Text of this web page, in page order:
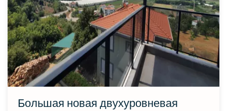
Большая новая двухуровневая